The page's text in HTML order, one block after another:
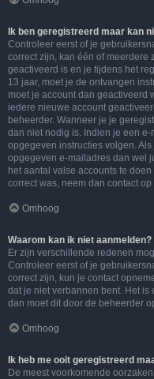
Ik ben geregistreerd maar kan
Controleer eerst of je
correct zijn, kan één of meerdere
geactiveerd is en je tijdens het
13 jaar, moet je de ontvangen
moet je account dan geactiveerd
iedere nieuwe account
beheerder. Wanneer je je
dan niet nodig is. Indien je een
opgegeven instructies volgen.
opgegeven e-mailadres dan wel
het aantal valse accounts te
correct was, neem dan contact
Omhoog
Waarom kan ik niet aanmelden?
Er zijn verschillende redenen
Controleer eerst of je
correct zijn, kun je contact
dat je niet verbannen bent. Het
dan moet dit door de beheerder
Omhoog
Ik heb me ooit geregistreerd
De meest voorkomende